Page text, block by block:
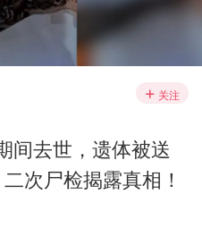
关注
间去世，遗体被送
次尸检揭露真相！